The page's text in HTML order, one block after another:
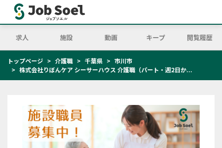
求人 施設 動画 キープ 閲覧履歴
トップページ 介護職 千葉県
市川市
株式会社りぼんケア シーサーハウス 介護職（パート・週2日か...